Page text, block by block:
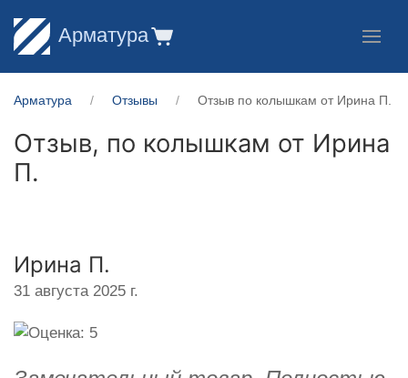
Арматура
Арматура Отзывы Отзыв по колышкам от Ирина П.
Отзыв, по колышкам от Ирина
П.
Ирина П.
31 августа 2025 г.